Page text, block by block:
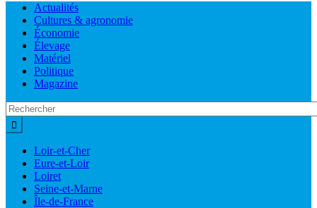
Actualités
Cultures & agronomie
Économie
Élevage
Matériel
Politique
Magazine
Loir-et-Cher
Eure-et-Loir
Loiret
Seine-et-Marne
Île-de-France